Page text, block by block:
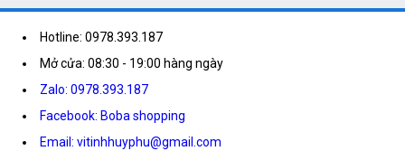
Hotline: 0978.393.187
Mở cửa: 08:30 - 19:00 hàng ngày
Zalo: 0978.393.187
Facebook: Boba shopping
Email: vitinhhuyphu@gmail.com